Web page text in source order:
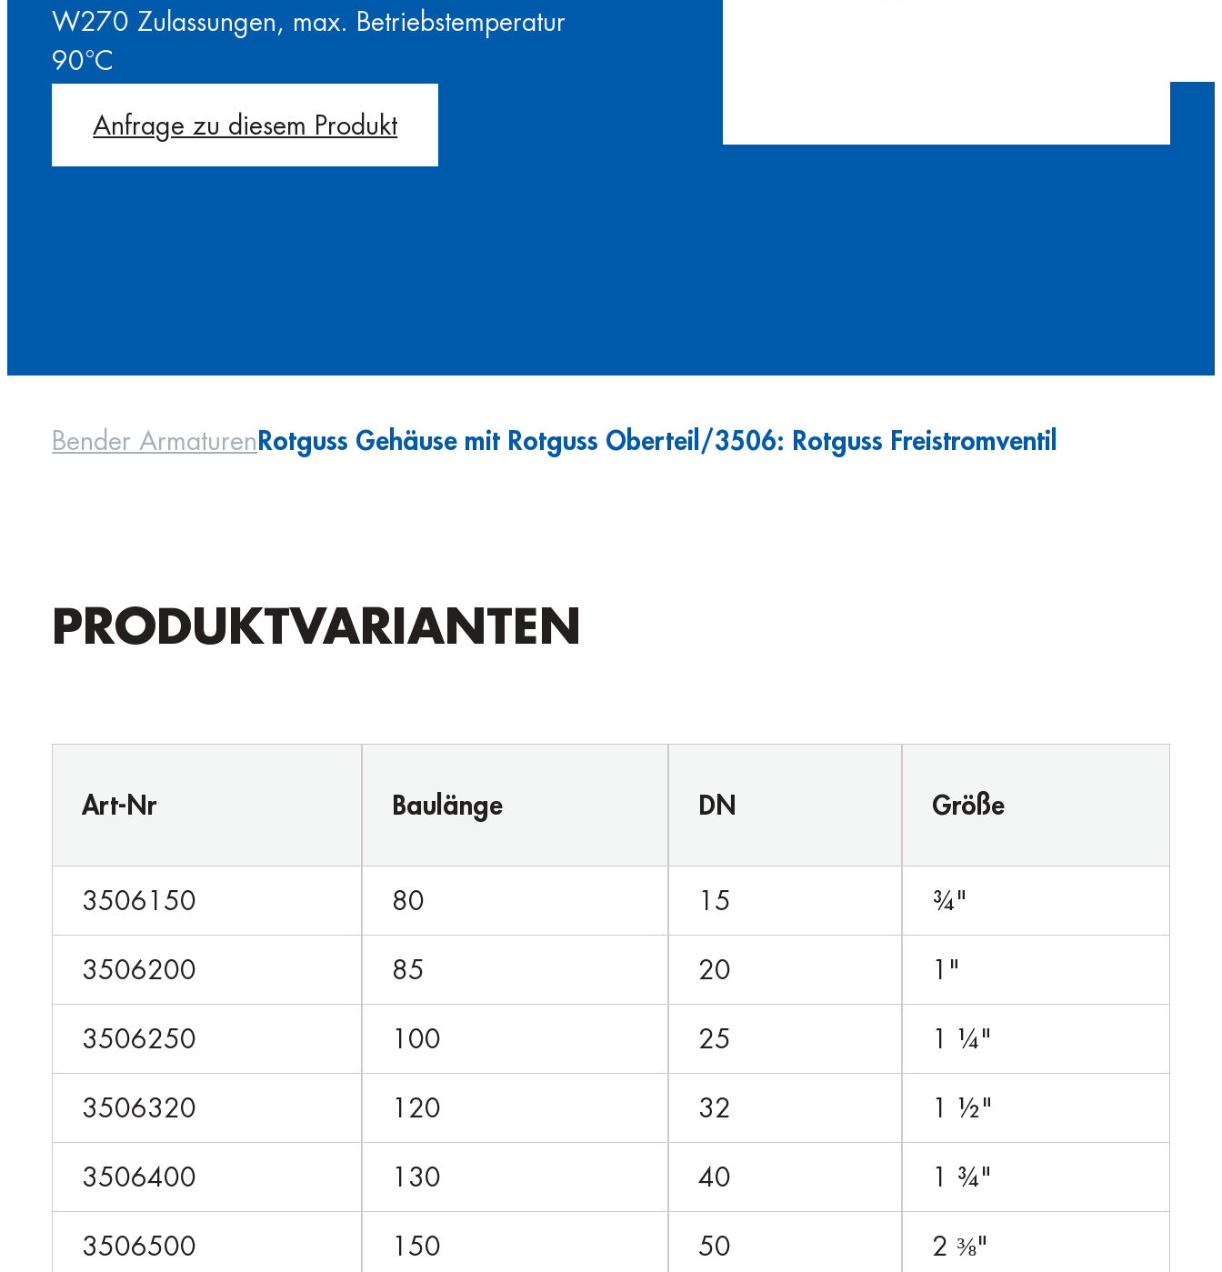
W270 Zulassungen, max. Betriebstemperatur
90°C
Anfrage zu diesem Produkt
Bender ArmaturenRotguss Gehäuse mit Rotguss Oberteil/3506: Rotguss Freistromventil
PRODUKTVARIANTEN
Art-Nr
3506150
3506200
3506250
3506320
3506400
3506500
Baulänge
80
85
100
120
130
150
DN
15
20
25
32
40
50
Größe
¾"
1"
1 ¼"
1 ½"
1 ¾"
2 ⅜"